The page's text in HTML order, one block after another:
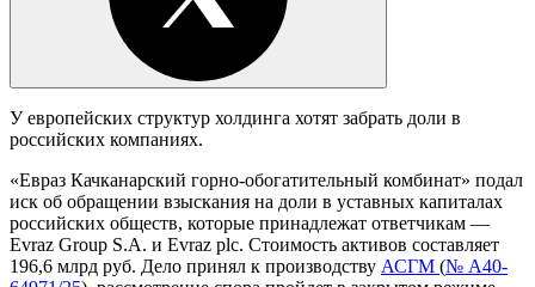
У европейских структур холдинга хотят забрать доли в
российских компаниях.
«Евраз Качканарский горно-обогатительный комбинат» подал
иск об обращении взыскания на доли в уставных капиталах
российских обществ, которые принадлежат ответчикам —
Evraz Group S.A. и Evraz plc. Стоимость активов составляет
196,6 млрд руб. Дело принял к производству АСГМ (№ А40-